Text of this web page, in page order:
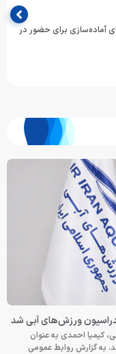
آماده‌سازی برای حضور در
ورزش‌های آبی شد
احمدی به عنوان
به گزارش روابط عمومی